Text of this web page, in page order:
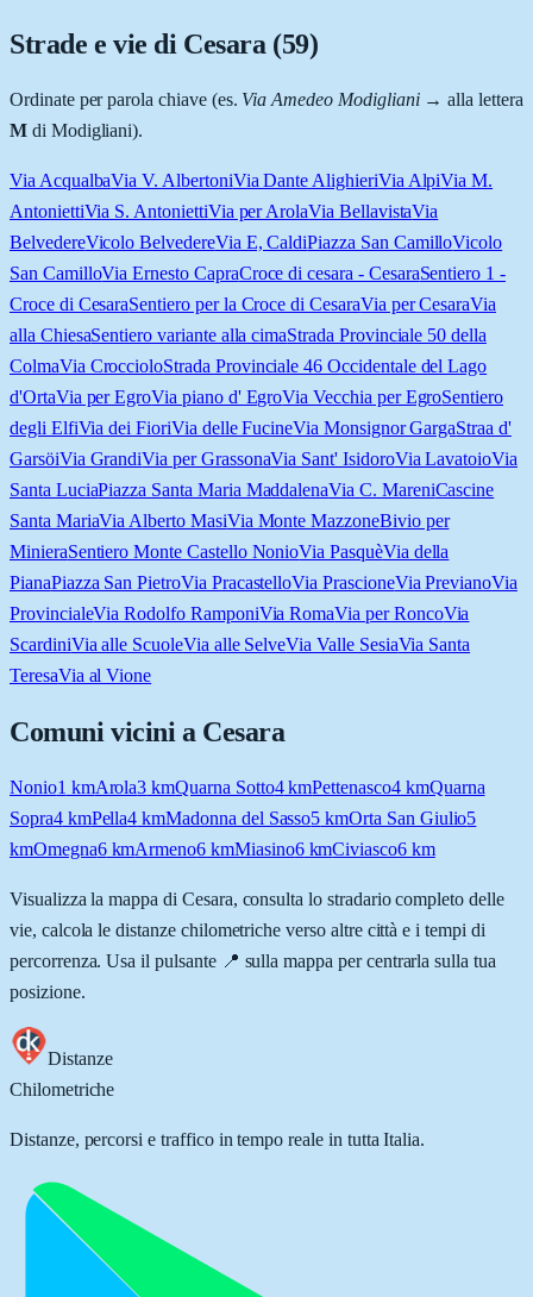
Strade e vie di Cesara (59)
Ordinate per parola chiave (es. Via Amedeo Modigliani→ alla lettera
Mdi Modigliani).
Via AcqualbaVia V. AlbertoniVia Dante AlighieriVia AlpiVia M.
AntoniettiVia S. AntoniettiVia per ArolaVia BellavistaVia
BelvedereVicolo BelvedereVia E, CaldiPiazza San CamilloVicolo
San CamilloVia Ernesto CapraCroce di cesara - CesaraSentiero 1 -
Croce di CesaraSentiero per la Croce di CesaraVia per CesaraVia
alla ChiesaSentiero variante alla cimaStrada Provinciale 50 della
ColmaVia CroccioloStrada Provinciale 46 Occidentale del Lago
d'OrtaVia per EgroVia piano d' EgroVia Vecchia per EgroSentiero
degli ElfiVia dei FioriVia delle FucineVia Monsignor GargaStraa d'
GarsöiVia GrandiVia per GrassonaVia Sant' IsidoroVia LavatoioVia
Santa LuciaPiazza Santa Maria MaddalenaVia C. MareniCascine
Santa MariaVia Alberto MasiVia Monte MazzoneBivio per
MinieraSentiero Monte Castello NonioVia PasquèVia della
PianaPiazza San PietroVia PracastelloVia PrascioneVia PrevianoVia
ProvincialeVia Rodolfo RamponiVia RomaVia per RoncoVia
ScardiniVia alle ScuoleVia alle SelveVia Valle SesiaVia Santa
TeresaVia al Vione
Comuni vicini a Cesara
Nonio1 kmArola3 kmQuarna Sotto4kmPettenasco4kmQuarna
Sopra4kmPella4 kmMadonna del Sasso5 kmOrta San Giulio5
kmOmegna6kmArmeno6 kmMiasino6kmCiviasco6 km
Visualizza la mappa di Cesara, consulta lo stradario completo delle
vie, calcola le distanze chilometriche verso altre città e i tempi di
percorrenza. Usa il pulsante 📍 sulla mappa per centrarla sulla tua
posizione.
Distanze
Chilometriche
Distanze, percorsi e traffico in tempo reale in tutta Italia.